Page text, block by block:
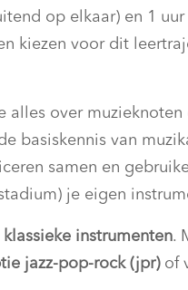
op elkaar) en 1
kiezen voor dit
alles over muzieknoten
basiskennis van
samen en
je eigen
klassieke instrumenten.
jazz-pop-rock (jpr)of